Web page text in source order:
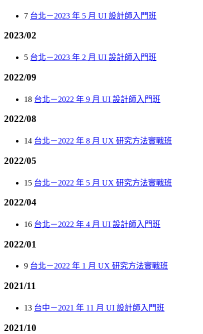
7 台北－2023 年 5 月 UI 設計師入門班
2023/02
5 台北－2023 年 2 月 UI 設計師入門班
2022/09
18 台北－2022 年 9 月 UI 設計師入門班
2022/08
14 台北－2022 年 8 月 UX 研究方法實戰班
2022/05
15 台北－2022 年 5 月 UX 研究方法實戰班
2022/04
16 台北－2022 年 4 月 UI 設計師入門班
2022/01
9 台北－2022 年 1 月 UX 研究方法實戰班
2021/11
13 台中－2021 年 11 月 UI 設計師入門班
2021/10